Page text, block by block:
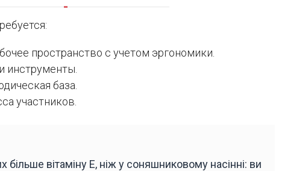
пространство с учетом эргономики.
инструменты.
база.
участников.
більше вітаміну Е, ніж у соняшниковому насінні: ви